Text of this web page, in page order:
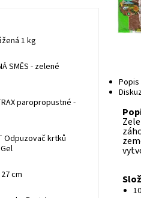
Popis
1 kg
SMĚS - zelené
paropropustné -
Odpuzovač krtků
cm